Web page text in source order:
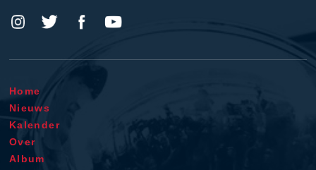
Home
Nieuws
Kalender
Over
Album